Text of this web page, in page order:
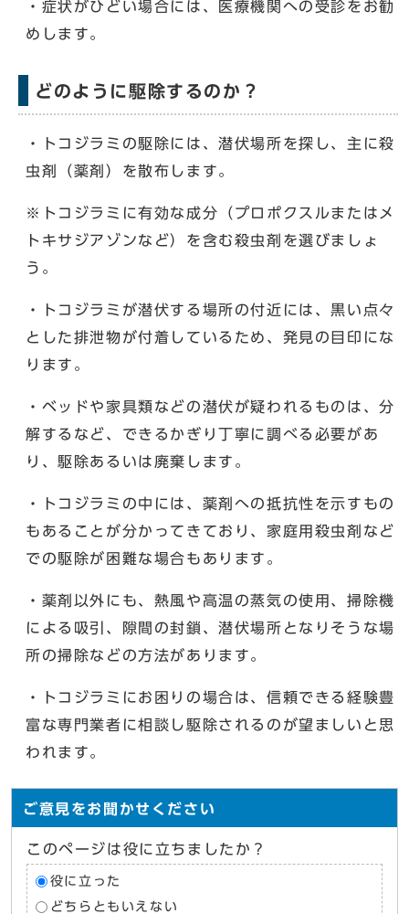
・症状がひどい場合には、医療機関への受診をお勧
めします。
どのように駆除するのか？
・トコジラミの駆除には、潜伏場所を探し、主に殺
虫剤（薬剤）を散布します。
※トコジラミに有効な成分（プロポクスルまたはメ
トキサジアゾンなど）を含む殺虫剤を選びましょ
う。
・トコジラミが潜伏する場所の付近には、黒い点々
とした排泄物が付着しているため、発見の目印にな
ります。
・ベッドや家具類などの潜伏が疑われるものは、分
解するなど、できるかぎり丁寧に調べる必要があ
り、駆除あるいは廃棄します。
・トコジラミの中には、薬剤への抵抗性を示すもの
もあることが分かってきており、家庭用殺虫剤など
での駆除が困難な場合もあります。
・薬剤以外にも、熱風や高温の蒸気の使用、掃除機
による吸引、隙間の封鎖、潜伏場所となりそうな場
所の掃除などの方法があります。
・トコジラミにお困りの場合は、信頼できる経験豊
富な専門業者に相談し駆除されるのが望ましいと思
われます。
ご意見をお聞かせください
このページは役に立ちましたか？
役に立った
どちらともいえない